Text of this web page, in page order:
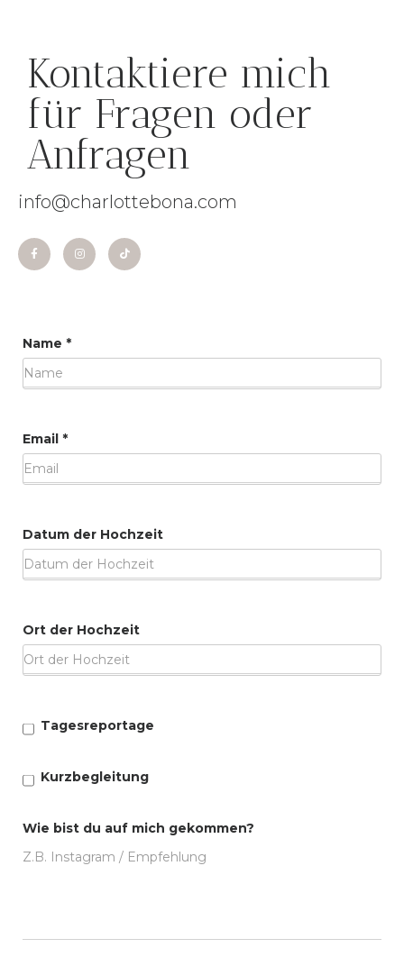
Kontaktiere mich
für Fragen oder
Anfragen
info@charlottebona.com
Name *
Email *
Datum der Hochzeit
Ort der Hochzeit
Tagesreportage
Kurzbegleitung
Wie bist du auf mich gekommen?